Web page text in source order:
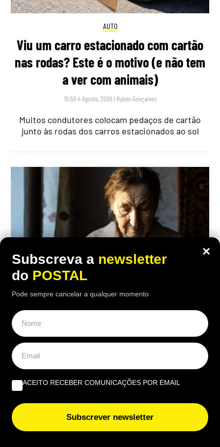
AUTO
Viu um carro estacionado com cartão
nas rodas? Este é o motivo (e não tem
a ver com animais)
15:50 4 Agosto, 2026 | Rubén Gonçalves
Muitos condutores colocam pedaços de cartão
junto às rodas dos carros estacionados ao sol
ECONOMIA,EUROPA
“No meu tempo ganhava 150€ mas
vivia melhor”: reformada compara
antigo salário com pensão atual de
1.100€
16:10 5 Agosto, 2026|Luís Santos
Reformada espanhola revela como consegue gerir
mensalmente uma pensão de 1.100 euros perante
×
Subscreva a newsletter
do POSTAL
Pode sempre cancelar a qualquer momento
ACEITO RECEBER COMUNICAÇÕES POR EMAIL
Subscrever newsletter